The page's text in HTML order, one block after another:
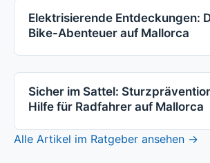
Elektrisierende Entdeckungen:
Bike-Abenteuer auf Mallorca
Sicher im Sattel:
Hilfe für Radfahrer auf Mallorca
Alle Artikel im Ratgeber ansehen →